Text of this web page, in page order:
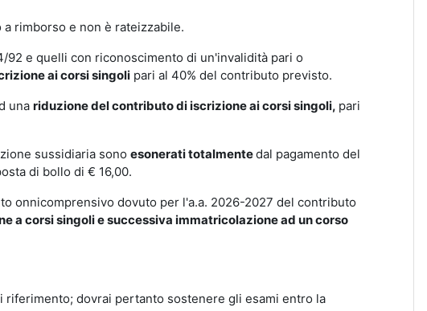
rimborso e non è rateizzabile.
e quelli con riconoscimento di un'invalidità pari o
ai corsi singolipari al 40% del contributo previsto.
una riduzione del contributo di iscrizione ai corsi singoli, pari
sussidiaria sono esonerati totalmentedal pagamento del
di bollo di € 16,00.
onnicomprensivo dovuto per l'a.a. 2026-2027 del contributo
a corsi singoli e successiva immatricolazione ad un corso
riferimento; dovrai pertanto sostenere gli esami entro la